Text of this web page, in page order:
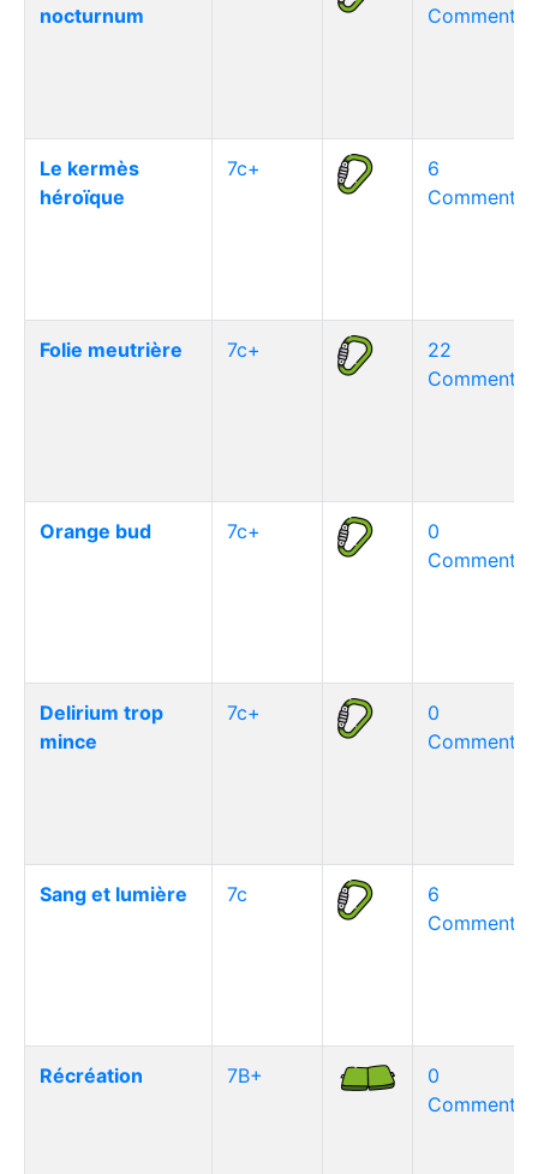
nocturnum
Le kermès
héroïque
7c+
6
Folie meutrière 7c+
22
Orange bud 7c+
0
Delirium trop
mince
7c+
0
Sang et lumière 7c
6
Récréation 7B+
0